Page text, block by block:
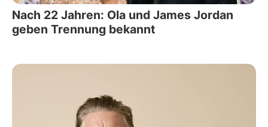
Nach 22 Jahren: Ola und James Jordan
geben Trennung bekannt